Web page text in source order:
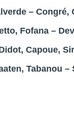
– Congré,
Fofana –
Capoue,
Tabanou –